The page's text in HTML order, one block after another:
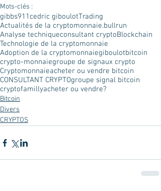
Mots-clés :
gibbs911 cedric giboulotTrading
Actualités de la cryptomonnaie.bullrun
Analyse techniqueconsultant cryptoBlockchain
Technologie de la cryptomonnaie
Adoption de la cryptomonnaiegiboulotbitcoin
crypto-monnaiegroupe de signaux crypto
Cryptomonnaieacheter ou vendre bitcoin
CONSULTANT CRYPTOgroupe signal bitcoin
cryptofamillyacheter ou vendre?
Bitcoin
Divers
CRYPTOS